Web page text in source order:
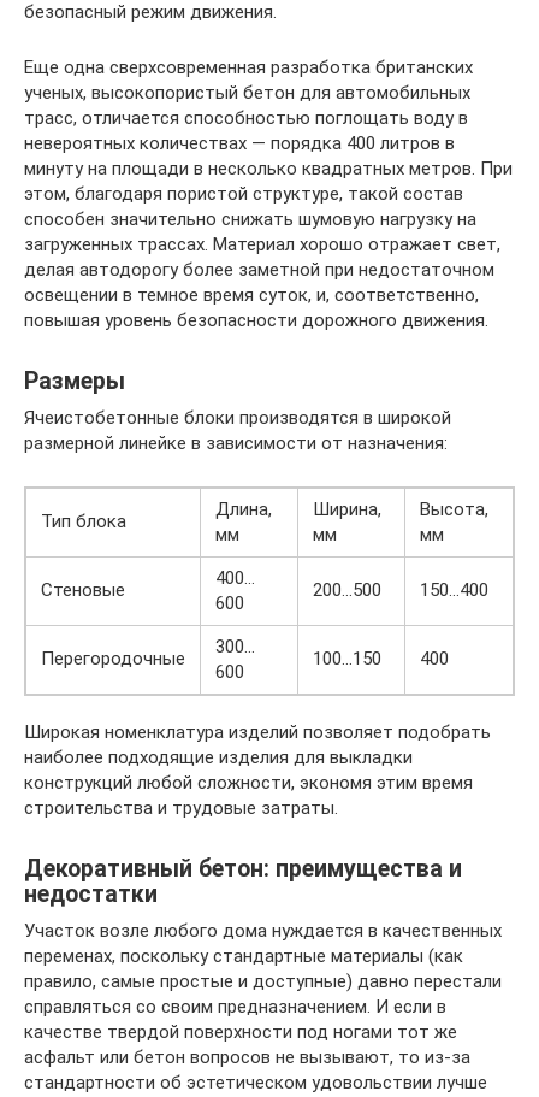
безопасный режим движения.
Еще одна сверхсовременная разработка британских
ученых, высокопористый бетон для автомобильных
трасс, отличается способностью поглощать воду в
невероятных количествах — порядка 400 литров в
минуту на площади в несколько квадратных метров. При
этом, благодаря пористой структуре, такой состав
способен значительно снижать шумовую нагрузку на
загруженных трассах. Материал хорошо отражает свет,
делая автодорогу более заметной при недостаточном
освещении в темное время суток, и, соответственно,
повышая уровень безопасности дорожного движения.
Размеры
Ячеистобетонные блоки производятся в широкой
размерной линейке в зависимости от назначения:
Тип блока
Длина,
мм
Ширина,
мм
Высота,
мм
Стеновые
400…
600
200…500 150…400
Перегородочные
300…
600
100…150 400
Широкая номенклатура изделий позволяет подобрать
наиболее подходящие изделия для выкладки
конструкций любой сложности, экономя этим время
строительства и трудовые затраты.
Декоративный бетон: преимущества и
недостатки
Участок возле любого дома нуждается в качественных
переменах, поскольку стандартные материалы (как
правило, самые простые и доступные) давно перестали
справляться со своим предназначением. И если в
качестве твердой поверхности под ногами тот же
асфальт или бетон вопросов не вызывают, то из-за
стандартности об эстетическом удовольствии лучше